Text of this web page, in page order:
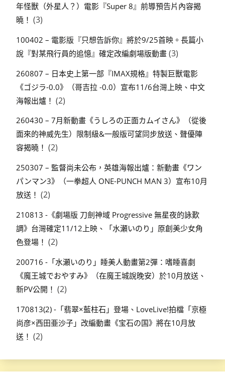
年怪獸（外星人？）電影『Super 8』前導預告片內容揭
曉！ (3)
100402 – 電影版『只想告訴你』將於9/25首映。長篇小
說『對某飛行員的追憶』確定改編劇場版動畫 (3)
260807 – 日本史上第一部『IMAX規格』特製巨獸電影
《ゴジラ-0.0》（哥吉拉 -0.0）宣布11/6台灣上映、中文
海報出爐！ (2)
260430 – 7月新動畫《うしろの正面カムイさん》（從後
面來的神威先生）限制級&一般版可望同步放送、聲優陣
容揭曉！ (2)
250307 – 監督尚未公布，英雄海報出爐：新動畫《ワン
パンマン3》（一拳超人 ONE-PUNCH MAN 3）宣布10月
放送！ (2)
210813 -《劇場版 刀劍神域 Progressive 無星夜的詠歎
調》台灣確定11/12上映、「水瀬いのり」原創美少女角
色登場！ (2)
200716 -「水瀬いのり」睡美人動畫第2彈：嗜睡喜劇
《魔王城でおやすみ》（在魔王城說晚安）於10月放送、
新PV公開！ (2)
170813(2) -「翡翠×藍柱石」登場、LoveLive!拍檔「京極
尚彦×西田亜沙子」改編動畫《宝石の国》將在10月放
送！ (2)